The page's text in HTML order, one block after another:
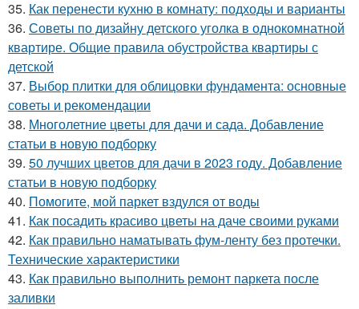
35. Как перенести кухню в комнату: подходы и варианты
36. Советы по дизайну детского уголка в однокомнатной
квартире. Общие правила обустройства квартиры с
детской
37. Выбор плитки для облицовки фундамента: основные
советы и рекомендации
38. Многолетние цветы для дачи и сада. Добавление
статьи в новую подборку
39. 50 лучших цветов для дачи в 2023 году. Добавление
статьи в новую подборку
40. Помогите, мой паркет вздулся от воды
41. Как посадить красиво цветы на даче своими руками
42. Как правильно наматывать фум-ленту без протечки.
Технические характеристики
43. Как правильно выполнить ремонт паркета после
заливки